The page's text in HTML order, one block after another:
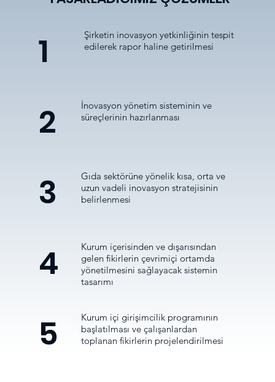
1
Şirketin inovasyon yetkinliğinin tespit
edilerek rapor haline getirilmesi
2
İnovasyon yönetim sisteminin ve
süreçlerinin hazırlanması
3
Gıda sektörüne yönelik kısa, orta ve
uzun vadeli inovasyon stratejisinin
belirlenmesi
5
Kurum içi girişimcilik programının
başlatılması ve çalışanlardan
toplanan fikirlerin projelendirilmesi
4
Kurum içerisinden ve dışarısından
gelen fikirlerin çevrimiçi ortamda
yönetilmesini sağlayacak sistemin
tasarımı